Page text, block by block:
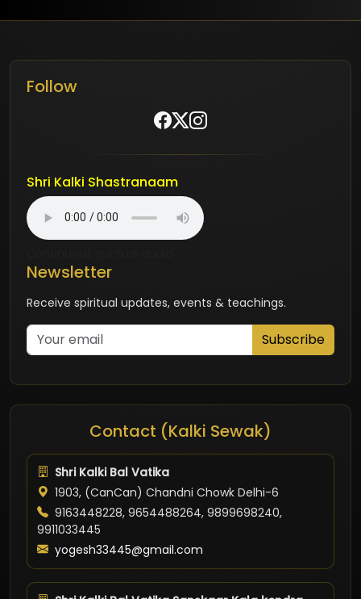
Follow
Shri Kalki Shastranaam
Newsletter
Receive spiritual updates, events & teachings.
Subscribe
Contact (Kalki Sewak)
Shri Kalki Bal Vatika
1903, (CanCan) Chandni Chowk Delhi-6
9163448228, 9654488264, 9899698240,
9911033445
yogesh33445@gmail.com